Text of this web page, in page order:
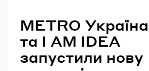
METRO Україна
та I AM IDEA
запустили нову